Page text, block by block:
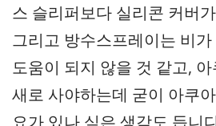
스 슬리퍼보다 실리콘 커버
그리고 방수스프레이는 비
도움이 되지 않을 것 같고,
새로 사야하는데 굳이 아쿠
요가 있나 싶은 생각도 듭니